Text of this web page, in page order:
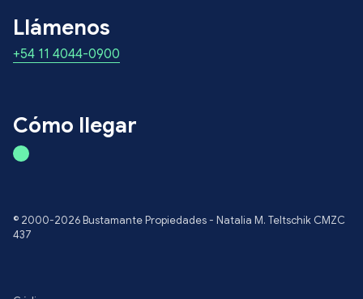
Llámenos
+54 11 4044-0900
Cómo llegar
© 2000-2026 Bustamante Propiedades - Natalia M. Teltschik CMZC
437